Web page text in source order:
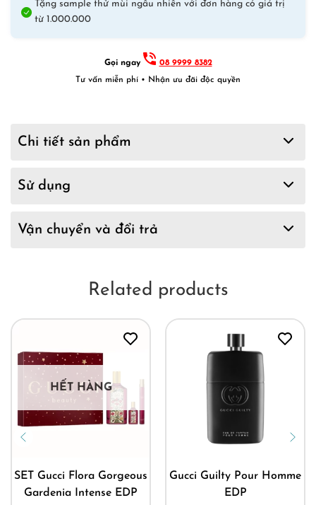
Tặng sample thử mùi ngẫu nhiên với đơn hàng có giá trị
từ 1.000.000
Gọi ngay
08 9999 8382
Tư vấn miễn phí • Nhận ưu đãi độc quyền
Chi tiết sản phẩm
Sử dụng
Vận chuyển và đổi trả
Related products
HẾT HÀNG
SET Gucci Flora Gorgeous
Gardenia Intense EDP
Gucci Guilty Pour Homme
EDP